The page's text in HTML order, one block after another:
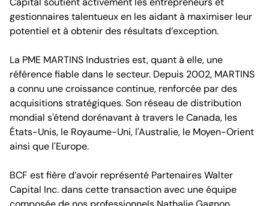
gestionnaires talentueux en les aidant à maximiser leur
potentiel et à obtenir des résultats d’exception.
La PME MARTINS Industries est, quant à elle, une
référence fiable dans le secteur. Depuis 2002, MARTINS
a connu une croissance continue, renforcée par des
acquisitions stratégiques. Son réseau de distribution
mondial s'étend dorénavant à travers le Canada, les
États-Unis, le Royaume-Uni, l'Australie, le Moyen-Orient
ainsi que l'Europe.
BCF est fière d’avoir représenté Partenaires Walter
Capital Inc. dans cette transaction avec une équipe